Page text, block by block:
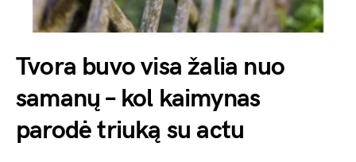
Tvora buvo visa žalia nuo
samanų – kol kaimynas
parodė triuką su actu